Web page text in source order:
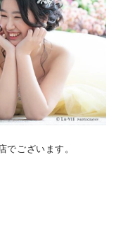
でございます。